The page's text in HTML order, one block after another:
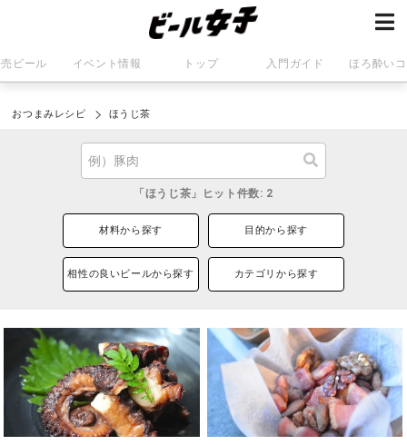
ビール イベント情報 トップ 入門ガイド ほろ酔い
おつまみレシピ ほうじ茶
「ほうじ茶」ヒット件数: 2
材料から探す 目的から探す
相性の良いビールから探す カテゴリから探す